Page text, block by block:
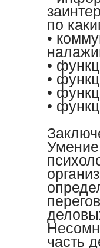
по
•
•
•
•
•
часть